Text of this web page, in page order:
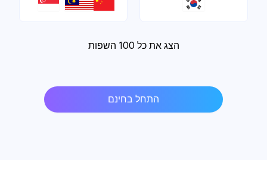
הצג את כל 100 השפות
התחל בחינם